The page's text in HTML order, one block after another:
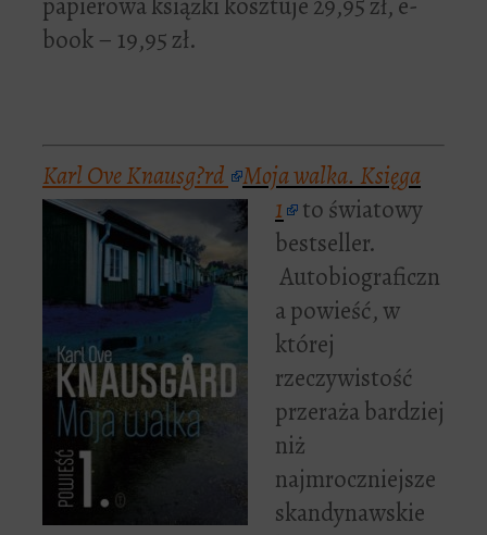
book – 19,95 zł.
Karl Ove Knausg?rd Moja walka. Księga
1
to światowy
bestseller.
Autobiograficzn
a powieść, w
której
rzeczywistość
przeraża bardziej
niż
najmroczniejsze
skandynawskie